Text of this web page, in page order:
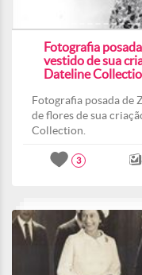
Fotografia
vestido de sua
Dateline
Fotografia posada de
de flores de sua
Collection.
3